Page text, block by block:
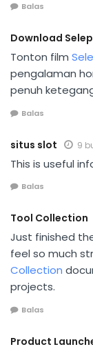
Balas
Download
Tonton film
pengalaman
penuh
Balas
situs slot 9
This is useful
Balas
Tool Collection
Just finished
feel so much
Collection
projects.
Balas
Product